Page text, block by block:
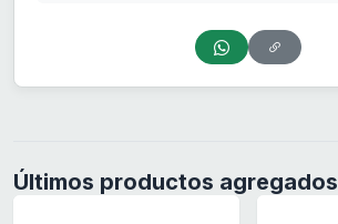
Últimos productos agregados